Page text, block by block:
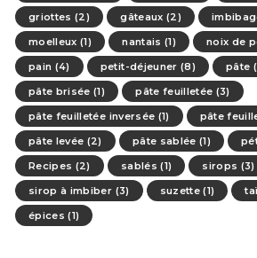
griottes (2) gâteaux (2)
moelleux (1) nantais (1) noix de
pain (4) petit-déjeuner (8) pâte
pâte brisée (1) pâte feuilletée (3)
pâte feuilletée inversée (1) pâte
pâte levée (2) pâte sablée (1)
Recipes (2) sablés (1) sirops (3)
sirop à imbiber (3) suzette(1)
épices (1)